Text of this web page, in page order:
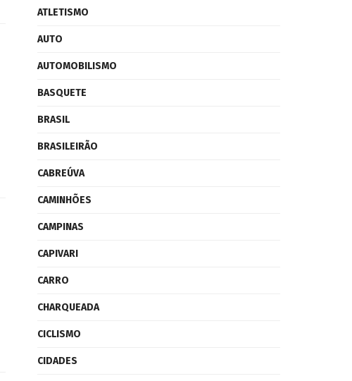
ATLETISMO
AUTO
AUTOMOBILISMO
BASQUETE
BRASIL
BRASILEIRÃO
CABREÚVA
CAMINHÕES
CAMPINAS
CAPIVARI
CARRO
CHARQUEADA
CICLISMO
CIDADES